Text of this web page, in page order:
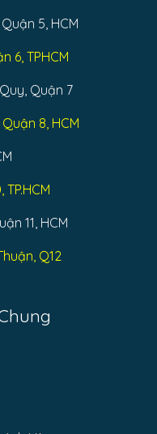
5, HCM
6, TPHCM
Quận 7
8, HCM
TP.HCM
11, HCM
Q12